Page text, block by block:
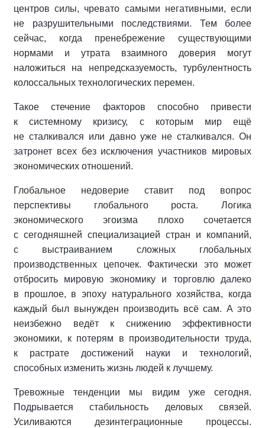
центров силы, чревато самыми негативными, если
не разрушительными последствиями. Тем более
сейчас, когда пренебрежение существующими
нормами и утрата взаимного доверия могут
наложиться на непредсказуемость, турбулентность
колоссальных технологических перемен.
Такое стечение факторов способно привести
к системному кризису, с которым мир ещё
не сталкивался или давно уже не сталкивался. Он
затронет всех без исключения участников мировых
экономических отношений.
Глобальное недоверие ставит под вопрос
перспективы глобального роста. Логика
экономического эгоизма плохо сочетается
с сегодняшней специализацией стран и компаний,
с выстраиванием сложных глобальных
производственных цепочек. Фактически это может
отбросить мировую экономику и торговлю далеко
в прошлое, в эпоху натурального хозяйства, когда
каждый был вынужден производить всё сам. А это
неизбежно ведёт к снижению эффективности
экономики, к потерям в производительности труда,
к растрате достижений науки и технологий,
способных изменить жизнь людей к лучшему.
Тревожные тенденции мы видим уже сегодня.
Подрывается стабильность деловых связей.
Усиливаются дезинтеграционные процессы.